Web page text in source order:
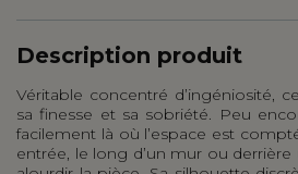
Description produit
Véritable concentré d’ingéniosité,
sa finesse et sa sobriété. Peu
facilement là où l’espace est
entrée, le long d’un mur ou derrière